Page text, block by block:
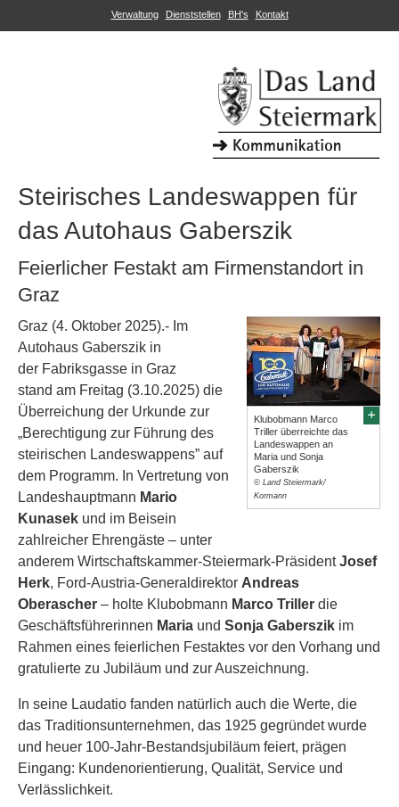
Verwaltung Dienststellen BH's Kontakt
Steirisches Landeswappen für
das Autohaus Gaberszik
Feierlicher Festakt am Firmenstandort in
Graz
Klubobmann Marco
Triller überreichte das
Landeswappen an
Maria und Sonja
Gaberszik
© Land Steiermark/
Kormann
Graz (4. Oktober 2025).- Im
Autohaus Gaberszik in
der Fabriksgasse in Graz
stand am Freitag (3.10.2025) die
Überreichung der Urkunde zur
„Berechtigung zur Führung des
steirischen Landeswappens” auf
dem Programm. In Vertretung von
Landeshauptmann Mario
Kunasek und im Beisein
zahlreicher Ehrengäste – unter
anderem Wirtschaftskammer-Steiermark-PräsidentJosef
Herk, Ford-Austria-Generaldirektor Andreas
Oberascher – holte Klubobmann Marco Triller die
Geschäftsführerinnen Maria und Sonja Gaberszik im
Rahmen eines feierlichen Festaktes vor den Vorhang und
gratulierte zu Jubiläum und zur Auszeichnung.
In seine Laudatio fanden natürlich auch die Werte, die
das Traditionsunternehmen, das 1925 gegründet wurde
und heuer 100-Jahr-Bestandsjubiläum feiert, prägen
Eingang: Kundenorientierung, Qualität, Service und
Verlässlichkeit.